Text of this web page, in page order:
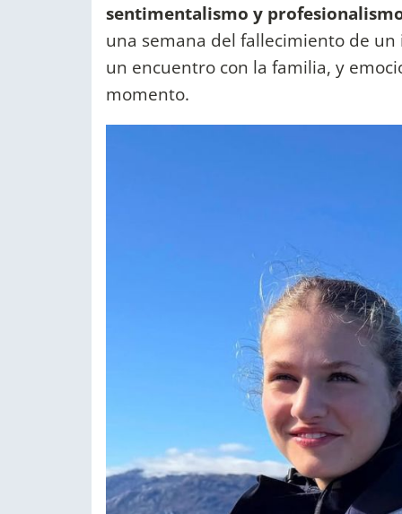
sentimentalismo y
una semana del fallecimiento de
un encuentro con la familia, y
momento.